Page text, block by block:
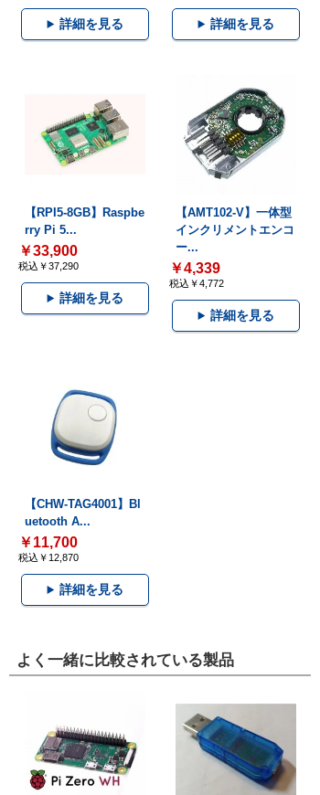
詳細を見る 詳細を見る
【RPI5-8GB】Raspbe
rry Pi 5...
￥33,900
税込￥37,290
詳細を見る
【AMT102-V】一体型
インクリメントエンコ
ー...
￥4,339
税込￥4,772
詳細を見る
【CHW-TAG4001】Bl
uetooth A...
￥11,700
税込￥12,870
詳細を見る
よく一緒に比較されている製品